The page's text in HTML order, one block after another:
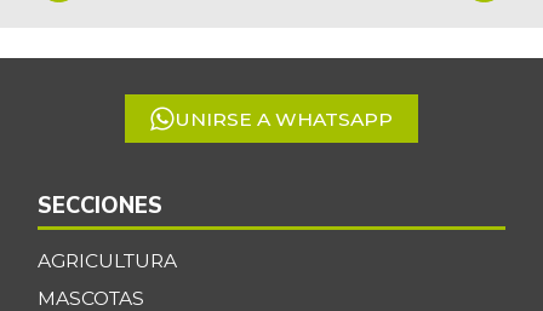
5
UNIRSE A WHATSAPP
SECCIONES
AGRICULTURA
MASCOTAS